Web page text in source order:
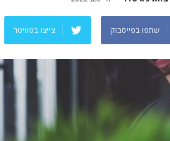
שתפו בפייסבוק צייצו בטוויטר